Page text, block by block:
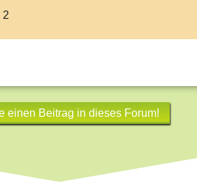
2
einen Beitrag in dieses Forum!